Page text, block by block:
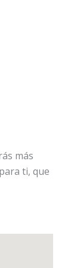
más
ti, que